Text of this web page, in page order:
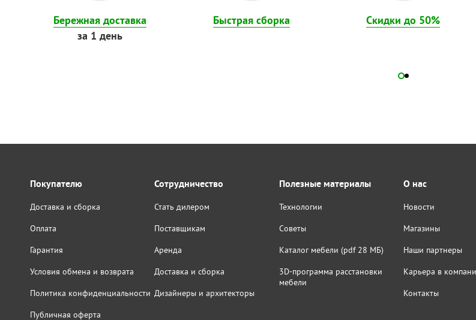
Бережная доставка
за 1 день
Быстрая сборка Скидки до 50%
Покупателю
Доставка и сборка
Оплата
Гарантия
Условия обмена и возврата
Политика конфиденциальности
Публичная оферта
Сотрудничество
Стать дилером
Поставщикам
Аренда
Доставка и сборка
Дизайнеры и архитекторы
Полезные материалы
Технологии
Советы
Каталог мебели (pdf 28 МБ)
3D-программа расстановки
мебели
О нас
Новости
Магазины
Наши партнеры
Карьера в
Контакты